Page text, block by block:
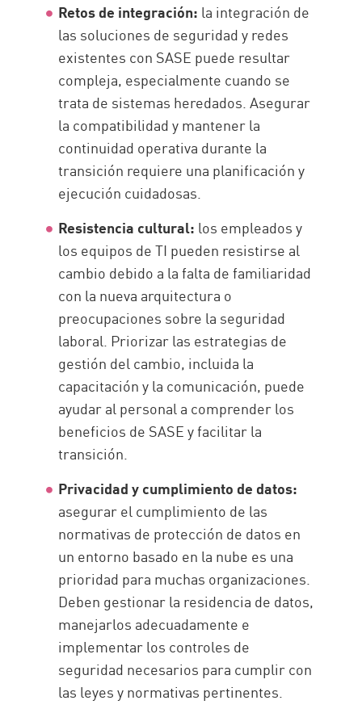
Retos de integración: la integración de
las soluciones de seguridad y redes
existentes con SASE puede resultar
compleja, especialmente cuando se
trata de sistemas heredados. Asegurar
la compatibilidad y mantener la
continuidad operativa durante la
transición requiere una planificación y
ejecución cuidadosas.
Resistencia cultural: los empleados y
los equipos de TI pueden resistirse al
cambio debido a la falta de familiaridad
con la nueva arquitectura o
preocupaciones sobre la seguridad
laboral. Priorizar las estrategias de
gestión del cambio, incluida la
capacitación y la comunicación, puede
ayudar al personal a comprender los
beneficios de SASE y facilitar la
transición.
Privacidad y cumplimiento de datos:
asegurar el cumplimiento de las
normativas de protección de datos en
un entorno basado en la nube es una
prioridad para muchas organizaciones.
Deben gestionar la residencia de datos,
manejarlos adecuadamente e
implementar los controles de
seguridad necesarios para cumplir con
las leyes y normativas pertinentes.